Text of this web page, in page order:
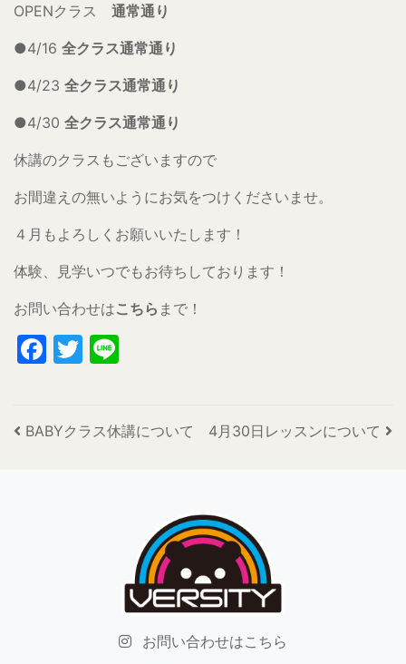
OPENクラス 通常通り
●4/16 全クラス通常通り
●4/23 全クラス通常通り
●4/30 全クラス通常通り
休講のクラスもございますので
お間違えの無いようにお気をつけくださいませ。
４月もよろしくお願いいたします！
体験、見学いつでもお待ちしております！
お問い合わせはこちら まで！
Facebook
Twitter
投稿ナビゲーション
BABYクラス休講について 4月30日レッスンについて
お問い合わせはこちら